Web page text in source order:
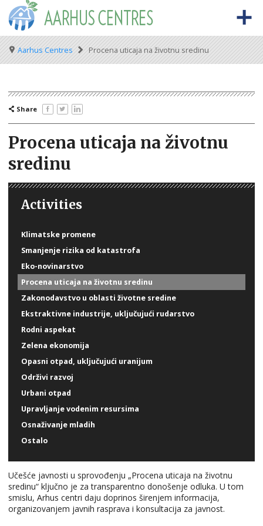
Skip
main
content
Meta
navigation
BACK TO OSCE.ORG
Main
navigation
HOME
Šta su Arhus centri?
Vijesti o Arhuskoj konvenciji
AARHUS CENTRES BY COUNTRY
Albania
Armenia
Azerbaijan
Bosnia & Herzegovina
Georgia
Kazakhstan
Kyrgyzstan
Moldova
Montenegro
North Macedonia
Tajikistan
Turkmenistan
Breadcrumb
Aarhus Centres Procena uticaja na životnu sredinu
Share
Procena uticaja na životnu
sredinu
Activities
Klimatske promene
Smanjenje rizika od katastrofa
Eko-novinarstvo
Procena uticaja na životnu sredinu
Zakonodavstvo u oblasti životne sredine
Ekstraktivne industrije, uključujući rudarstvo
Rodni aspekat
Zelena ekonomija
Opasni otpad, uključujući uranijum
Održivi razvoj
Urbani otpad
Upravljanje vodenim resursima
Osnaživanje mladih
Ostalo
Učešće javnosti u sprovođenju „Procena uticaja na životnu
sredinu“ ključno je za transparentno donošenje odluka. U tom
smislu, Arhus centri daju doprinos širenjem informacija,
organizovanjem javnih rasprava i konsultacija za javnost.